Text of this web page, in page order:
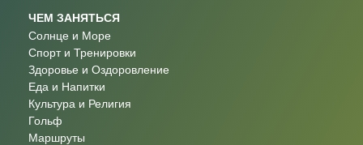
ЧЕМ ЗАНЯТЬСЯ
Солнце и Море
Спорт и Тренировки
Здоровье и Оздоровление
Еда и Напитки
Культура и Религия
Гольф
Маршруты